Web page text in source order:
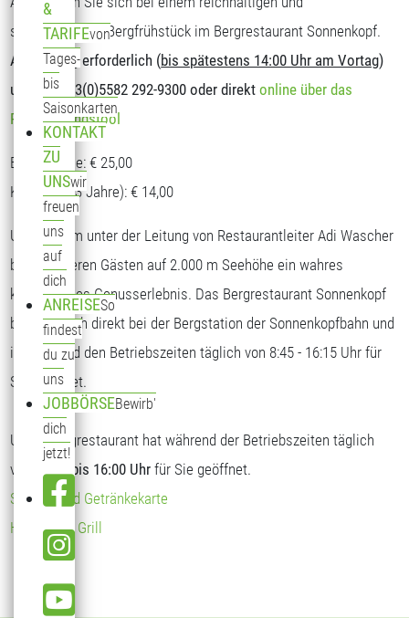
&
TARIFEvon
Tages-
bis
Saisonkarten
KONTAKT
ZU
UNSwir
freuen
uns
auf
dich
ANREISESo
findest
du zu
uns
JOBBÖRSEBewirb'
dich
jetzt!
schmackhaften Bergfrühstück im Bergrestaurant Sonnenkopf.
Anmeldung erforderlich (bis spätestens 14:00 Uhr am Vortag)
unter T: +43(0)5582 292-9300 oder direktonline über das
Reservierungstool
Erwachsene: € 25,00
Kinder (5-13 Jahre): € 14,00
Unser Team unter der Leitung von Restaurantleiter Adi Wascher
bietet unseren Gästen auf 2.000 m Seehöhe ein wahres
kulinarisches Genusserlebnis. Das Bergrestaurant Sonnenkopf
befindet sich direkt bei der Bergstation der Sonnenkopfbahn und
ist während den Betriebszeiten täglich von 8:45 - 16:15 Uhr für
Sie geöffnet.
Unser Bergrestaurant hat während der Betriebszeiten täglich
von
09:00 bis 16:00 Uhr für Sie geöffnet.
Speise- und Getränkekarte
Hendl vom Grill